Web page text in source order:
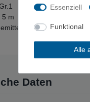
5 m
1 Liter
Daten
Essenziell
Funktional
Alle